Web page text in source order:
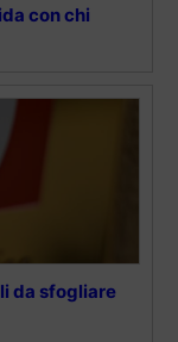
con chi
da sfogliare